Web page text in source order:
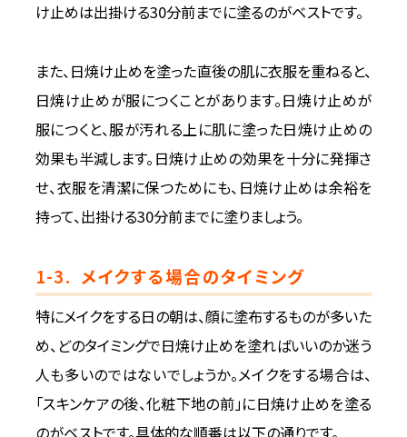
け止めは出掛ける30分前までに塗るのがベストです。
また、日焼け止めを塗った直後の肌に衣服を重ねると、
日焼け止めが服につくことがあります。日焼け止めが
服につくと、服が汚れる上に肌に塗った日焼け止めの
効果も半減します。日焼け止めの効果を十分に発揮さ
せ、衣服を清潔に保つためにも、日焼け止めは余裕を
持って、出掛ける30分前までに塗りましょう。
1-3. メイクする場合のタイミング
特にメイクをする日の朝は、顔に塗布するものが多いた
め、どのタイミングで日焼け止めを塗ればいいのか迷う
人も多いのではないでしょうか。メイクをする場合は、
「スキンケアの後、化粧下地の前」に日焼け止めを塗る